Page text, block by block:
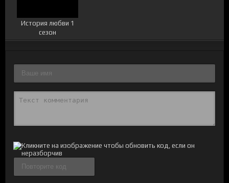
История любви 1
сезон